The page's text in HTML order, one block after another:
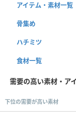
アイテム・素材一覧
骨集め
ハチミツ
食材一覧
需要の高い素材・ア
下位の需要が高い素材